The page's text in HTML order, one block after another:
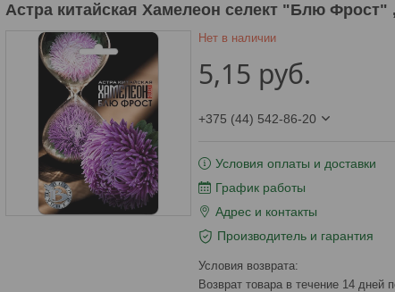
Астра китайская Хамелеон селект "Блю
Нет в наличии
5,15 руб.
+375 (44) 542-86-20
Условия оплаты и доставки
График работы
Адрес и контакты
Производитель и гарантия
возврат товара в течение 14 дней